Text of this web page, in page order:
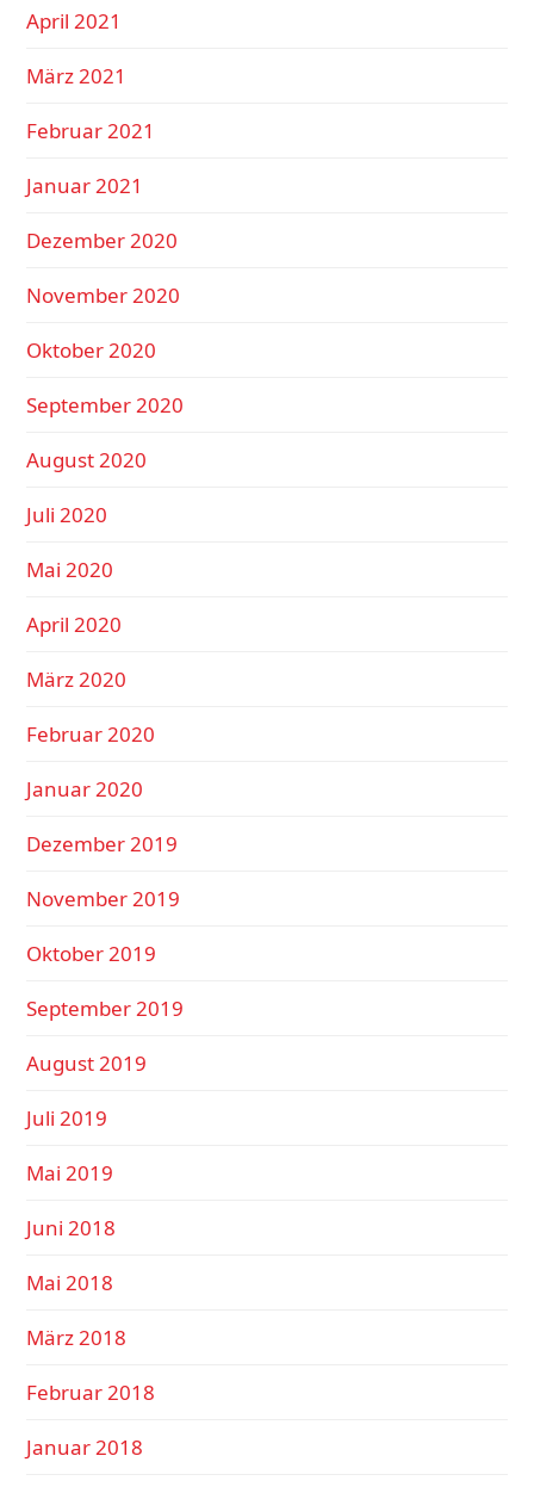
April 2021
März 2021
Februar 2021
Januar 2021
Dezember 2020
November 2020
Oktober 2020
September 2020
August 2020
Juli 2020
Mai 2020
April 2020
März 2020
Februar 2020
Januar 2020
Dezember 2019
November 2019
Oktober 2019
September 2019
August 2019
Juli 2019
Mai 2019
Juni 2018
Mai 2018
März 2018
Februar 2018
Januar 2018